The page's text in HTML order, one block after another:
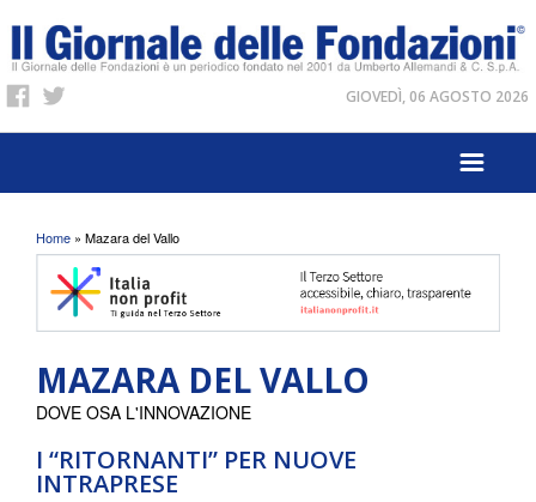
GIOVEDÌ, 06 AGOSTO 2026
Tu sei qui
Home » Mazara del Vallo
MAZARA DEL VALLO
I “RITORNANTI” PER NUOVE
INTRAPRESE
DOVE OSA L'INNOVAZIONE